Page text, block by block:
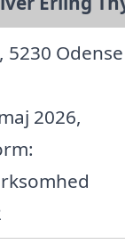
5230
2026,